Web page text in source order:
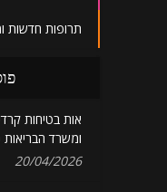
תרופות חדשות
אות בטיחות
ומשרד
20/04/2026